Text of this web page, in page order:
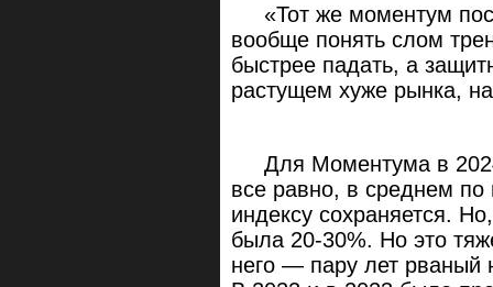
«Тот же моментум
вообще понять слом
быстрее падать, а
растущем хуже рынка,
Для Моментума в
все равно, в среднем
индексу сохраняется.
была 20-30%. Но это
него — пару лет рваный